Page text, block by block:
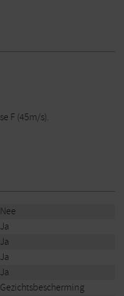
F (45m/s).
Nee
Ja
Ja
Ja
Ja
Gezichtsbescherming